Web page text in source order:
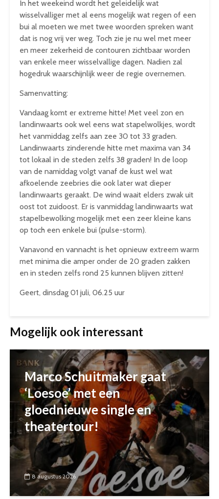
In het weekeind wordt het geleidelijk wat
wisselvalliger met al eens mogelijk wat regen of een
bui al moeten we met twee woorden spreken want
dat is nog vrij ver weg. Toch zie je nu wel met meer
en meer zekerheid de contouren zichtbaar worden
van enkele meer wisselvallige dagen. Nadien zal
hogedruk waarschijnlijk weer de regie overnemen.
Samenvatting:
Vandaag komt er extreme hitte! Met veel zon en
landinwaarts ook wel eens wat stapelwolkjes, wordt
het vanmiddag zelfs aan zee 30 tot 33 graden.
Landinwaarts zinderende hitte met maxima van 34
tot lokaal in de steden zelfs 38 graden! In de loop
van de namiddag volgt vanaf de kust wel wat
afkoelende zeebries die ook later wat dieper
landinwaarts geraakt. De wind waait elders zwak uit
oost tot zuidoost. Er is vanmiddag landinwaarts wat
stapelbewolking mogelijk met een zeer kleine kans
op toch een enkele bui (pulse-storm).
Vanavond en vannacht is het opnieuw extreem warm
met minima die amper onder de 20 graden zakken
en in steden zelfs rond 25 kunnen blijven zitten!
Geert, dinsdag 01 juli, 06.25 uur
Mogelijk ook interessant
Marco Schuitmaker gaat
‘Loesoe’ met een
gloednieuwe single en
theatertour!
8 augustus 2026